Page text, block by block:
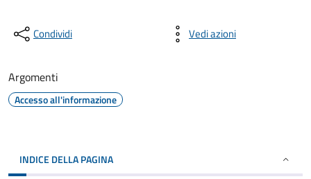
Condividi Vedi azioni
Argomenti
Accesso all'informazione
INDICE DELLA PAGINA